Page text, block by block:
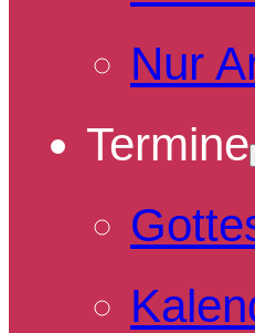
Nur
Termine